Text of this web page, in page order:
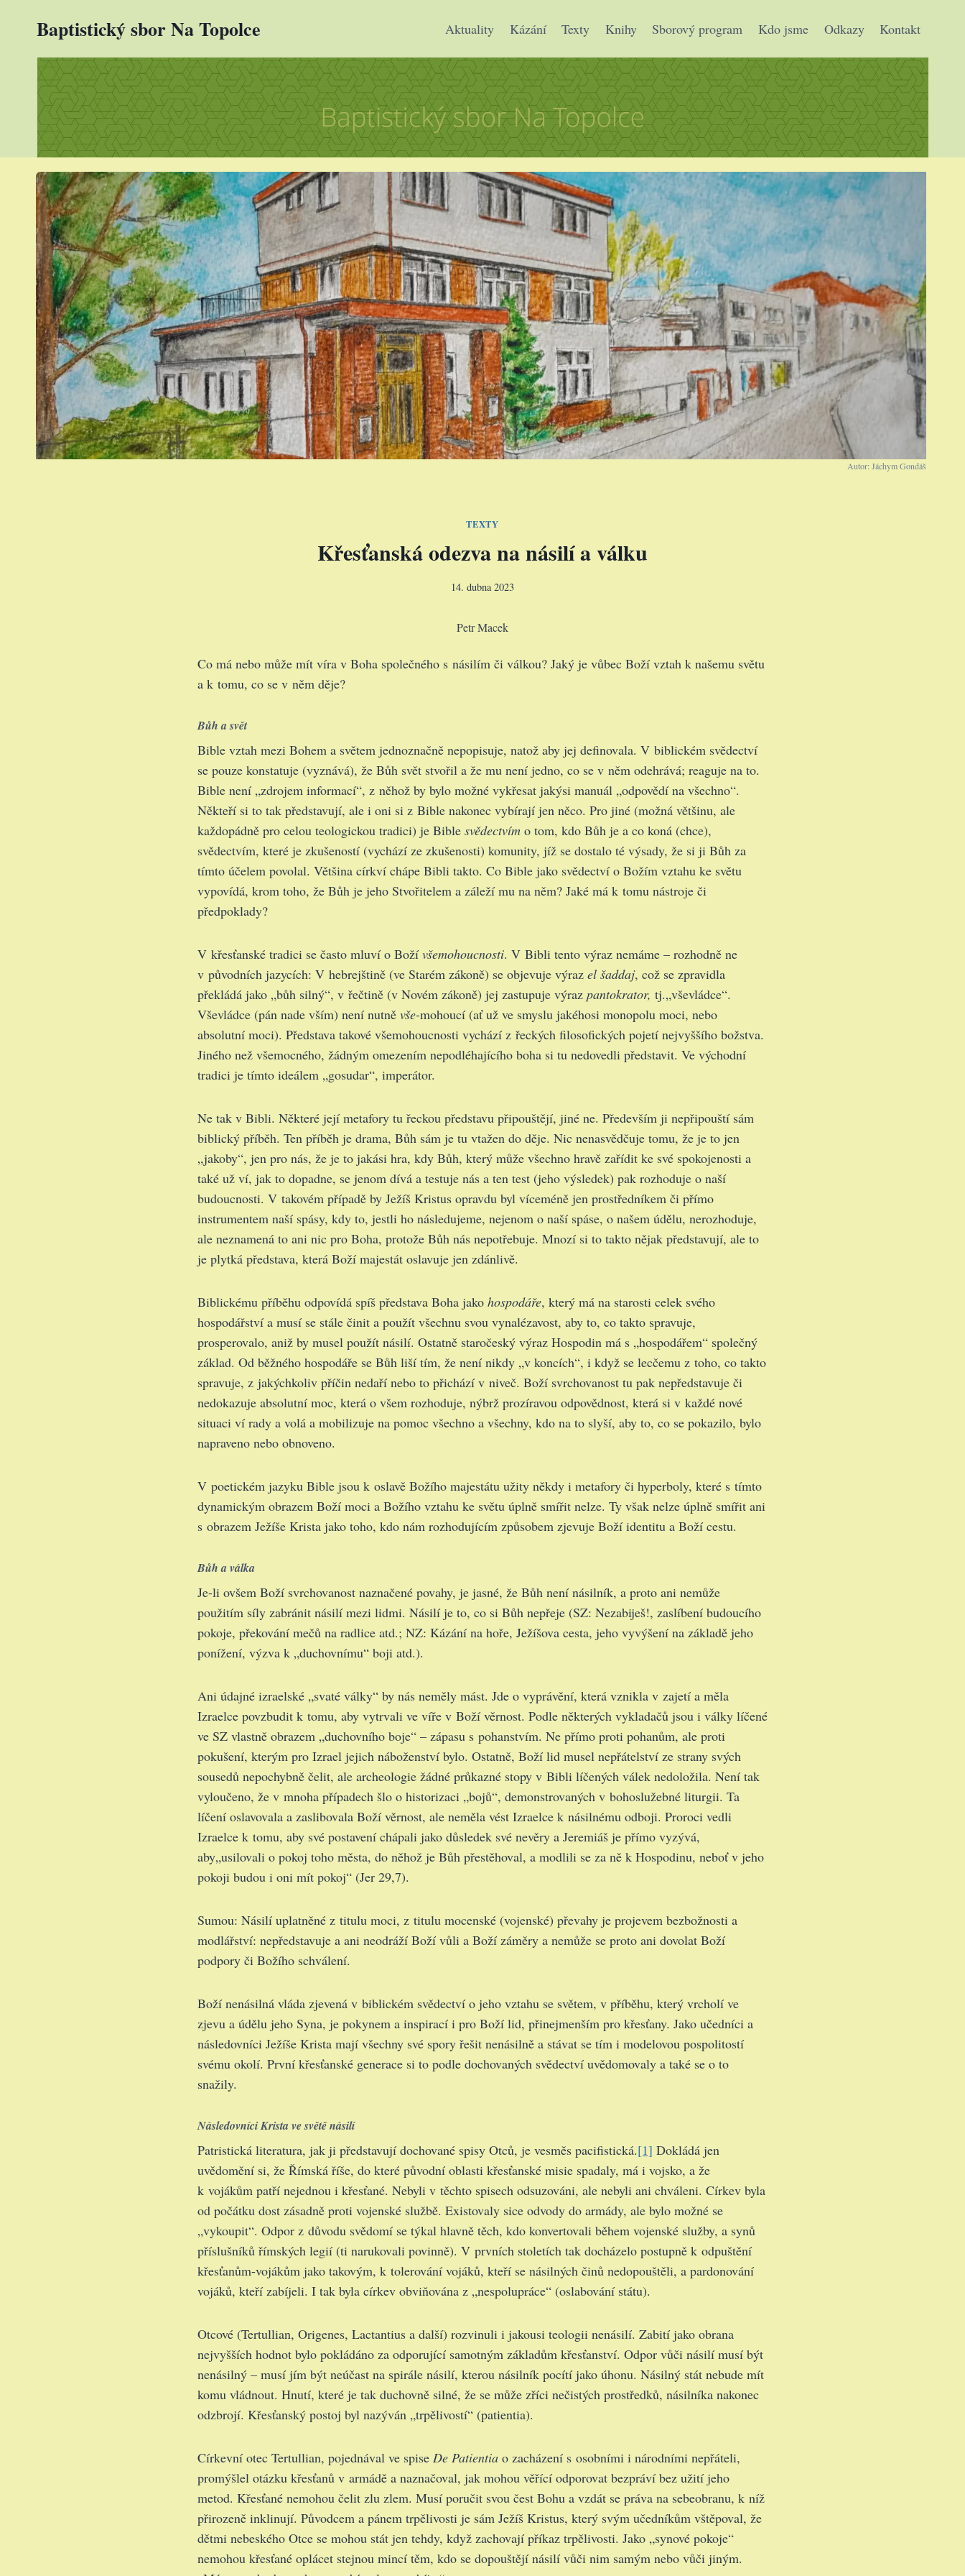
Baptistický sbor Na Topolce Aktuality Kázání Texty Knihy Sborový program Kdo jsme Odkazy Kontakt
Autor: Jáchym Gondáš
TEXTY
Křesťanská odezva na násilí a válku
14. dubna 2023
Petr Macek
Co má nebo může mít víra v Boha společného s násilím či válkou? Jaký je vůbec Boží vztah k našemu světu
a k tomu, co se v něm děje?
Bůh a svět
Bible vztah mezi Bohem a světem jednoznačně nepopisuje, natož aby jej definovala. V biblickém svědectví
se pouze konstatuje (vyznává), že Bůh svět stvořil a že mu není jedno, co se v něm odehrává; reaguje na to.
Bible není „zdrojem informací“, z něhož by bylo možné vykřesat jakýsi manuál „odpovědí na všechno“.
Někteří si to tak představují, ale i oni si z Bible nakonec vybírají jen něco. Pro jiné (možná většinu, ale
každopádně pro celou teologickou tradici) je Bible svědectvím o tom, kdo Bůh je a co koná (chce),
svědectvím, které je zkušeností (vychází ze zkušenosti) komunity, jíž se dostalo té výsady, že si ji Bůh za
tímto účelem povolal. Většina církví chápe Bibli takto. Co Bible jako svědectví o Božím vztahu ke světu
vypovídá, krom toho, že Bůh je jeho Stvořitelem a záleží mu na něm? Jaké má k tomu nástroje či
předpoklady?
V křesťanské tradici se často mluví o Boží všemohoucnosti. V Bibli tento výraz nemáme – rozhodně ne
v původních jazycích: V hebrejštině (ve Starém zákoně) se objevuje výraz el šaddaj, což se zpravidla
překládá jako „bůh silný“, v řečtině (v Novém zákoně) jej zastupuje výraz pantokrator, tj.„vševládce“.
Vševládce (pán nade vším) není nutně vše-mohoucí (ať už ve smyslu jakéhosi monopolu moci, nebo
absolutní moci). Představa takové všemohoucnosti vychází z řeckých filosofických pojetí nejvyššího božstva.
Jiného než všemocného, žádným omezením nepodléhajícího boha si tu nedovedli představit. Ve východní
tradici je tímto ideálem „gosudar“, imperátor.
Ne tak v Bibli. Některé její metafory tu řeckou představu připouštějí, jiné ne. Především ji nepřipouští sám
biblický příběh. Ten příběh je drama, Bůh sám je tu vtažen do děje. Nic nenasvědčuje tomu, že je to jen
„jakoby“, jen pro nás, že je to jakási hra, kdy Bůh, který může všechno hravě zařídit ke své spokojenosti a
také už ví, jak to dopadne, se jenom dívá a testuje nás a ten test (jeho výsledek) pak rozhoduje o naší
budoucnosti. V takovém případě by Ježíš Kristus opravdu byl víceméně jen prostředníkem či přímo
instrumentem naší spásy, kdy to, jestli ho následujeme, nejenom o naší spáse, o našem údělu, nerozhoduje,
ale neznamená to ani nic pro Boha, protože Bůh nás nepotřebuje. Mnozí si to takto nějak představují, ale to
je plytká představa, která Boží majestát oslavuje jen zdánlivě.
Biblickému příběhu odpovídá spíš představa Boha jako hospodáře, který má na starosti celek svého
hospodářství a musí se stále činit a použít všechnu svou vynalézavost, aby to, co takto spravuje,
prosperovalo, aniž by musel použít násilí. Ostatně staročeský výraz Hospodin má s „hospodářem“ společný
základ. Od běžného hospodáře se Bůh liší tím, že není nikdy „v koncích“, i když se lecčemu z toho, co takto
spravuje, z jakýchkoliv příčin nedaří nebo to přichází v niveč. Boží svrchovanost tu pak nepředstavuje či
nedokazuje absolutní moc, která o všem rozhoduje, nýbrž prozíravou odpovědnost, která si v každé nové
situaci ví rady a volá a mobilizuje na pomoc všechno a všechny, kdo na to slyší, aby to, co se pokazilo, bylo
napraveno nebo obnoveno.
V poetickém jazyku Bible jsou k oslavě Božího majestátu užity někdy i metafory či hyperboly, které s tímto
dynamickým obrazem Boží moci a Božího vztahu ke světu úplně smířit nelze. Ty však nelze úplně smířit ani
s obrazem Ježíše Krista jako toho, kdo nám rozhodujícím způsobem zjevuje Boží identitu a Boží cestu.
Bůh a válka
Je-li ovšem Boží svrchovanost naznačené povahy, je jasné, že Bůh není násilník, a proto ani nemůže
použitím síly zabránit násilí mezi lidmi. Násilí je to, co si Bůh nepřeje (SZ: Nezabiješ!, zaslíbení budoucího
pokoje, překování mečů na radlice atd.; NZ: Kázání na hoře, Ježíšova cesta, jeho vyvýšení na základě jeho
ponížení, výzva k „duchovnímu“ boji atd.).
Ani údajné izraelské „svaté války“ by nás neměly mást. Jde o vyprávění, která vznikla v zajetí a měla
Izraelce povzbudit k tomu, aby vytrvali ve víře v Boží věrnost. Podle některých vykladačů jsou i války líčené
ve SZ vlastně obrazem „duchovního boje“ – zápasu s pohanstvím. Ne přímo proti pohanům, ale proti
pokušení, kterým pro Izrael jejich náboženství bylo. Ostatně, Boží lid musel nepřátelství ze strany svých
sousedů nepochybně čelit, ale archeologie žádné průkazné stopy v Bibli líčených válek nedoložila. Není tak
vyloučeno, že v mnoha případech šlo o historizaci „bojů“, demonstrovaných v bohoslužebné liturgii. Ta
líčení oslavovala a zaslibovala Boží věrnost, ale neměla vést Izraelce k násilnému odboji. Proroci vedli
Izraelce k tomu, aby své postavení chápali jako důsledek své nevěry a Jeremiáš je přímo vyzývá,
aby„usilovali o pokoj toho města, do něhož je Bůh přestěhoval, a modlili se za ně k Hospodinu, neboť v jeho
pokoji budou i oni mít pokoj“ (Jer 29,7).
Sumou: Násilí uplatněné z titulu moci, z titulu mocenské (vojenské) převahy je projevem bezbožnosti a
modlářství: nepředstavuje a ani neodráží Boží vůli a Boží záměry a nemůže se proto ani dovolat Boží
podpory či Božího schválení.
Boží nenásilná vláda zjevená v biblickém svědectví o jeho vztahu se světem, v příběhu, který vrcholí ve
zjevu a údělu jeho Syna, je pokynem a inspirací i pro Boží lid, přinejmenším pro křesťany. Jako učedníci a
následovníci Ježíše Krista mají všechny své spory řešit nenásilně a stávat se tím i modelovou pospolitostí
svému okolí. První křesťanské generace si to podle dochovaných svědectví uvědomovaly a také se o to
snažily.
Následovníci Krista ve světě násilí
Patristická literatura, jak ji představují dochované spisy Otců, je vesměs pacifistická.[1] Dokládá jen
uvědomění si, že Římská říše, do které původní oblasti křesťanské misie spadaly, má i vojsko, a že
k vojákům patří nejednou i křesťané. Nebyli v těchto spisech odsuzováni, ale nebyli ani chváleni. Církev byla
od počátku dost zásadně proti vojenské službě. Existovaly sice odvody do armády, ale bylo možné se
„vykoupit“. Odpor z důvodu svědomí se týkal hlavně těch, kdo konvertovali během vojenské služby, a synů
příslušníků římských legií (ti narukovali povinně). V prvních stoletích tak docházelo postupně k odpuštění
křesťanům-vojákům jako takovým, k tolerování vojáků, kteří se násilných činů nedopouštěli, a pardonování
vojáků, kteří zabíjeli. I tak byla církev obviňována z „nespolupráce“ (oslabování státu).
Otcové (Tertullian, Origenes, Lactantius a další) rozvinuli i jakousi teologii nenásilí. Zabití jako obrana
nejvyšších hodnot bylo pokládáno za odporující samotným základům křesťanství. Odpor vůči násilí musí být
nenásilný – musí jím být neúčast na spirále násilí, kterou násilník pocítí jako úhonu. Násilný stát nebude mít
komu vládnout. Hnutí, které je tak duchovně silné, že se může zříci nečistých prostředků, násilníka nakonec
odzbrojí. Křesťanský postoj byl nazýván „trpělivostí“ (patientia).
Církevní otec Tertullian, pojednával ve spise De Patientia o zacházení s osobními i národními nepřáteli,
promýšlel otázku křesťanů v armádě a naznačoval, jak mohou věřící odporovat bezpráví bez užití jeho
metod. Křesťané nemohou čelit zlu zlem. Musí poručit svou čest Bohu a vzdát se práva na sebeobranu, k níž
přirozeně inklinují. Původcem a pánem trpělivosti je sám Ježíš Kristus, který svým učedníkům vštěpoval, že
dětmi nebeského Otce se mohou stát jen tehdy, když zachovají příkaz trpělivosti. Jako „synové pokoje“
nemohou křesťané oplácet stejnou mincí těm, kdo se dopouštějí násilí vůči nim samým nebo vůči jiným.